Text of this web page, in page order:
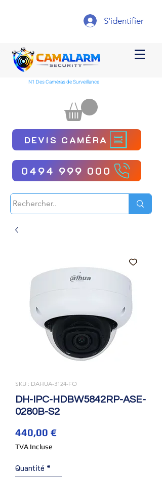
S'identifier
N1 Des Caméras de Surveillance
DEVIS CAMÉRA
0494 999 000
SKU : DAHUA-3124-FO
DH-IPC-HDBW5842RP-ASE-
0280B-S2
440,00 €Prix
TVA Incluse
Quantité *